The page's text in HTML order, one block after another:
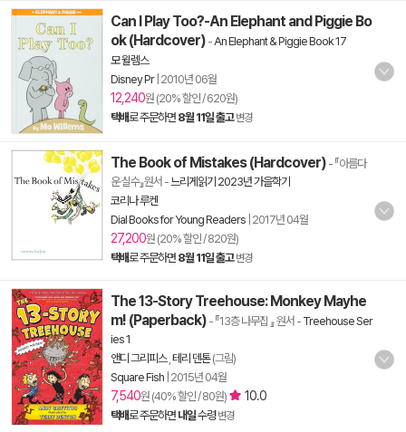
Can I Play Too?-An Elephant and Piggie Bo
ok (Hardcover) -An Elephant & Piggie Book 17
모 윌렘스
Disney Pr| 2010년 06월
12,240원 (20% 할인 / 620원)
택배로 주문하면 8월 11일 출고 변경
The Book of Mistakes (Hardcover) - 『아름다
운 실수』원서 -느리게읽기 2023년 가을학기
코리나 루켄
Dial Books for Young Readers 2017년 04월
27,200원 (20% 할인 / 820원)
택배로 주문하면 8월 11일 출고 변경
The 13-Story Treehouse: Monkey Mayhe
m! (Paperback) - 『13층 나무집 』 원서 - Treehouse Ser
ies 1
앤디 그리피스, 테리 덴톤(그림)
Square Fish 2015년 04월
7,540원 (40% 할인 / 80원) 10.0
택배로 주문하면 내일수령 변경